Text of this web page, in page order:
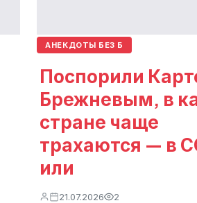
АНЕКДОТЫ БЕЗ Б
Поспорили
Брежневым, в
стране чаще
трахаются — в
или
21.07.2026 2